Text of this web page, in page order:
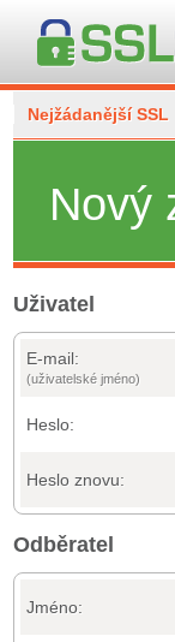
Nejžádanější SSL
Nový
Uživatel
E-mail:
(uživatelské jméno)
Heslo:
Heslo znovu:
Odběratel
Jméno: